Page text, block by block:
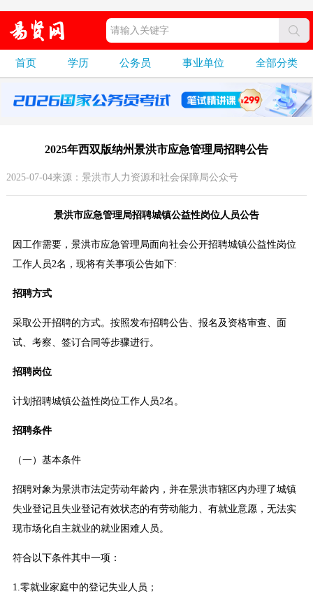
首页 学历 公务员 事业单位 全部分类
2025年西双版纳州景洪市应急管理局招聘公告
2025-07-04来源：景洪市人力资源和社会保障局公众号
景洪市应急管理局招聘城镇公益性岗位人员公告
因工作需要，景洪市应急管理局面向社会公开招聘城镇公益性岗位
工作人员2名，现将有关事项公告如下:
招聘方式
采取公开招聘的方式。按照发布招聘公告、报名及资格审查、面
试、考察、签订合同等步骤进行。
招聘岗位
计划招聘城镇公益性岗位工作人员2名。
招聘条件
（一）基本条件
招聘对象为景洪市法定劳动年龄内，并在景洪市辖区内办理了城镇
失业登记且失业登记有效状态的有劳动能力、有就业意愿，无法实
现市场化自主就业的就业困难人员。
符合以下条件其中一项：
1.零就业家庭中的登记失业人员；